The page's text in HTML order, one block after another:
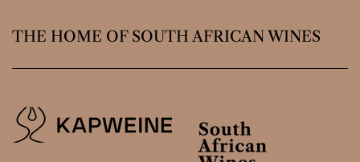
THE HOME OF SOUTH AFRICAN WINES